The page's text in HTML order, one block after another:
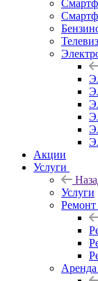
Акции
Услуги
Услуги
Ремонт
Аренда